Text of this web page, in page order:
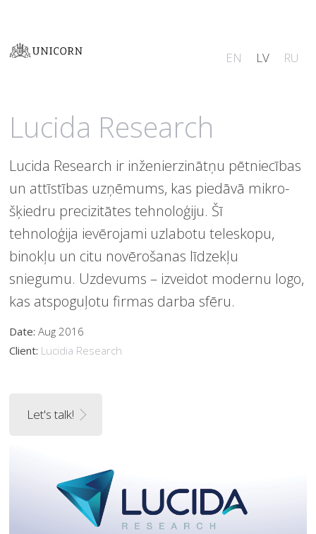
EN LV RU
Lucida Research
Lucida Research ir inženierzinātņu pētniecības
un attīstības uzņēmums, kas piedāvā mikro-
šķiedru precizitātes tehnoloģiju. Šī
tehnoloģija ievērojami uzlabotu teleskopu,
binokļu un citu novērošanas līdzekļu
sniegumu. Uzdevums – izveidot modernu logo,
kas atspoguļotu firmas darba sfēru.
Date: Aug 2016
Client: Lucidia Research
Let's talk!